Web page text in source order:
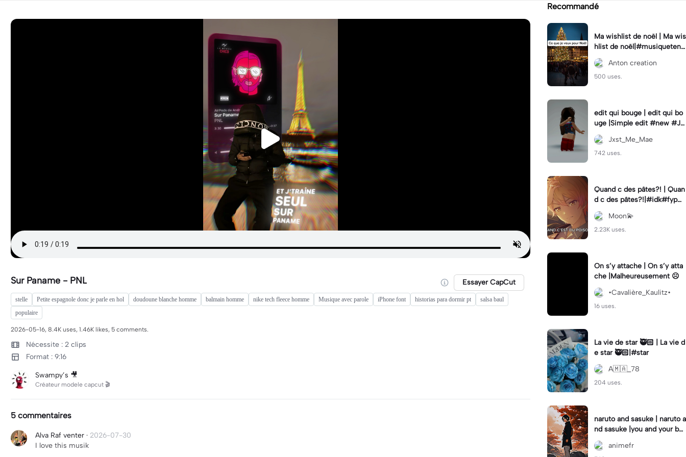
Sur Paname - PNL Essayer CapCut
stelle Petite espagnole donc je parle en hol doudoune blanche homme balmain homme nike tech fleece homme Musique avec parole iPhone font historias para dormir pt
salsa baul
populaire
2026-05-16, 8.4K uses, 1.46K likes, 5 comments.
Nécessite : 2 clips
Format : 9:16
Swampy’s 🎥
Créateur modele capcut 🎬
5 commentaires
Alva Raf venter · 2026-07-30
I love this musik
Recommandé
Ma wishlist de noël | Ma wis
hlist de noël|#musiquetend
ance #Coupletrend #Noel
#tiktoktrending🔥
Anton creation
500 uses.
edit qui bouge | edit qui bo
uge |Simple edit #new #Jx
st_Me_Mae
Jxst_Me_Mae
742 uses.
Quand c des pâtes?! | Quan
d c des pâtes?!|#idk#fyp#f
oryou#jsp#jesaispas#tsuk
asa#saki#tenma#humour
Moon💫
2.23K uses.
On s’y attache | On s’y atta
che |Malheureusement ☹️
•Cavalière_Kaulitz•
16 uses.
La vie de star 🥷🏻 | La vie d
e star 🥷🏻|#star
A🇲🇦_78
204 uses.
naruto and sasuke | naruto a
nd sasuke |you and your be
st friend #modeloviral #te
mplate_capcut
animefr